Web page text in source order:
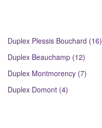
Duplex Plessis Bouchard (16)
Duplex Beauchamp (12)
Duplex Montmorency (7)
Duplex Domont (4)